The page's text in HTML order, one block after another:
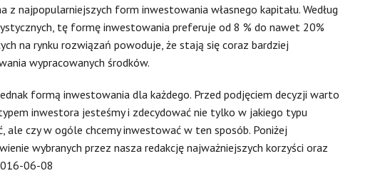
z najpopularniejszych form inwestowania własnego kapitału. Według
tę formę inwestowania preferuje od 8 % do nawet 20%
na rynku rozwiązań powoduje, że stają się coraz bardziej
wypracowanych środków.
formą inwestowania dla każdego. Przed podjęciem decyzji warto
inwestora jesteśmy i zdecydować nie tylko w jakiego typu
ale czy w ogóle chcemy inwestować w ten sposób. Poniżej
wybranych przez nasza redakcję najważniejszych korzyści oraz
06-08